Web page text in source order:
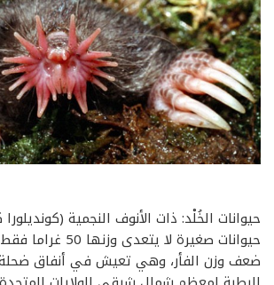
حيوانات الخُلْد: ذات الأنوف النجمية
حيوانات صغيرة لا
ضعف وزن الفأر، وهي تعيش في أنفاق